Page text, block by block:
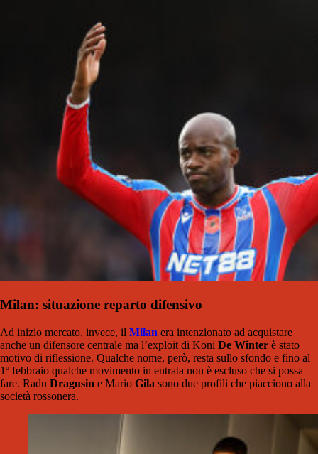
Milan: situazione reparto difensivo
Ad inizio mercato, invece, il Milan era intenzionato ad acquistare
anche un difensore centrale ma l’exploit di Koni De Winter è stato
motivo di riflessione. Qualche nome, però, resta sullo sfondo e fino al
1º febbraio qualche movimento in entrata non è escluso che si possa
fare. Radu Dragusin e Mario Gila sono due profili che piacciono alla
società rossonera.